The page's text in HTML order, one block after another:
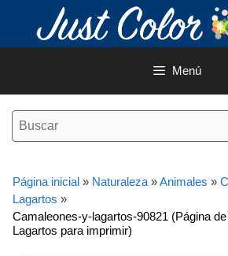
contenido
Menú
Página inicial » Naturaleza »Animales »
Lagartos »
Camaleones-y-lagartos-90821 (Página
Lagartos para imprimir)